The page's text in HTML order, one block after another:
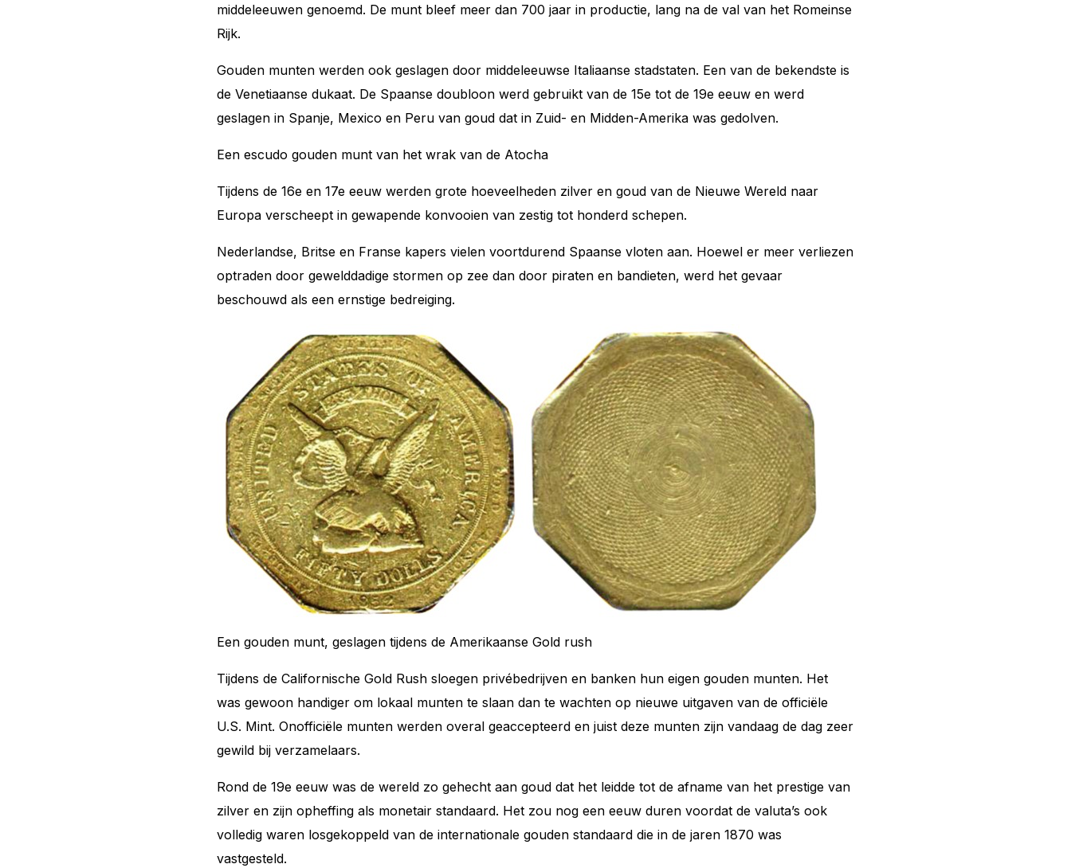
middeleeuwen genoemd. De munt bleef meer dan 700 jaar in productie, lang na de val van het Romeinse
Rijk.
Gouden munten werden ook geslagen door middeleeuwse Italiaanse stadstaten. Een van de bekendste is
de Venetiaanse dukaat. De Spaanse doubloon werd gebruikt van de 15e tot de 19e eeuw en werd
geslagen in Spanje, Mexico en Peru van goud dat in Zuid- en Midden-Amerika was gedolven.
Een escudo gouden munt van het wrak van de Atocha
Tijdens de 16e en 17e eeuw werden grote hoeveelheden zilver en goud van de Nieuwe Wereld naar
Europa verscheept in gewapende konvooien van zestig tot honderd schepen.
Nederlandse, Britse en Franse kapers vielen voortdurend Spaanse vloten aan. Hoewel er meer verliezen
optraden door gewelddadige stormen op zee dan door piraten en bandieten, werd het gevaar
beschouwd als een ernstige bedreiging.
Een gouden munt, geslagen tijdens de Amerikaanse Gold rush
Tijdens de Californische Gold Rush sloegen privébedrijven en banken hun eigen gouden munten. Het
was gewoon handiger om lokaal munten te slaan dan te wachten op nieuwe uitgaven van de officiële
U.S. Mint. Onofficiële munten werden overal geaccepteerd en juist deze munten zijn vandaag de dag zeer
gewild bij verzamelaars.
Rond de 19e eeuw was de wereld zo gehecht aan goud dat het leidde tot de afname van het prestige van
zilver en zijn opheffing als monetair standaard. Het zou nog een eeuw duren voordat de valuta’s ook
volledig waren losgekoppeld van de internationale gouden standaard die in de jaren 1870 was
vastgesteld.